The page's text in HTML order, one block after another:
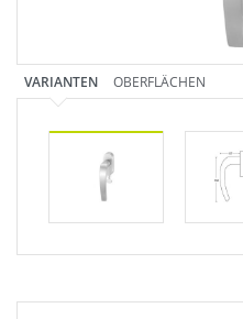
VARIANTEN OBERFLÄCHEN